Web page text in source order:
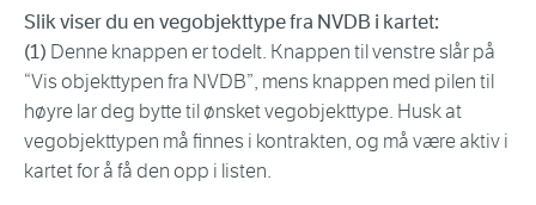
Slik viser du en vegobjekttype fra NVDB i kartet:
(1) Denne knappen er todelt. Knappen til venstre slår på
“Vis objekttypen fra NVDB”, mens knappen med pilen til
høyre lar deg bytte til ønsket vegobjekttype. Husk at
vegobjekttypen må finnes i kontrakten, og må være aktiv i
kartet for å få den opp i listen.